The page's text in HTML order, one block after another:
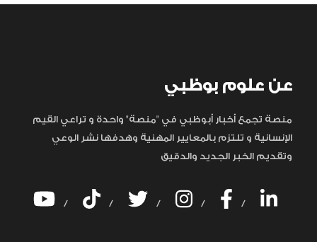
عن علوم بوظبي
منصة تجمع أخبار أبوظبي في "منصة" واحدة و تراعي القيم
الإنسانية و تلتزم بالمعايير المهنية وهدفها نشر الوعي
وتقديم الخبر الجديد والدقيق
/ / / / /